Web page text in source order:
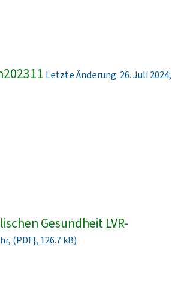
Letzte Änderung: 26. Juli 2024,
Gesundheit LVR-
(PDF}, 126.7 kB)